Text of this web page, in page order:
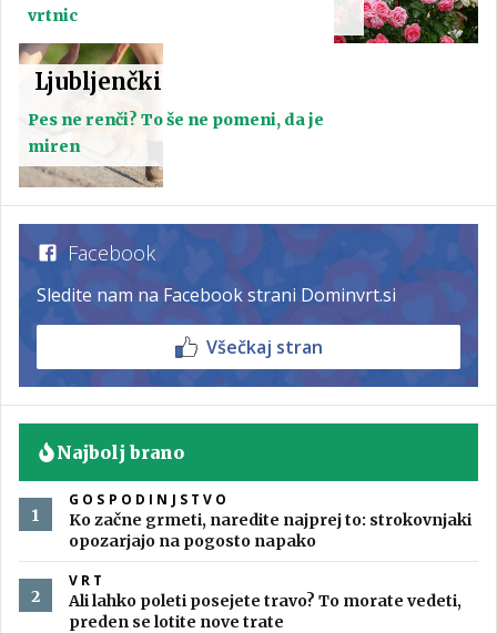
vrtnic
Ljubljenčki
Pes ne renči? To še ne pomeni, da je
miren
Facebook
Sledite nam na Facebook strani Dominvrt.si
Všečkaj stran
Najbolj brano
GOSPODINJSTVO
Ko začne grmeti, naredite najprej to: strokovnjaki
opozarjajo na pogosto napako
VRT
Ali lahko poleti posejete travo? To morate vedeti,
preden se lotite nove trate